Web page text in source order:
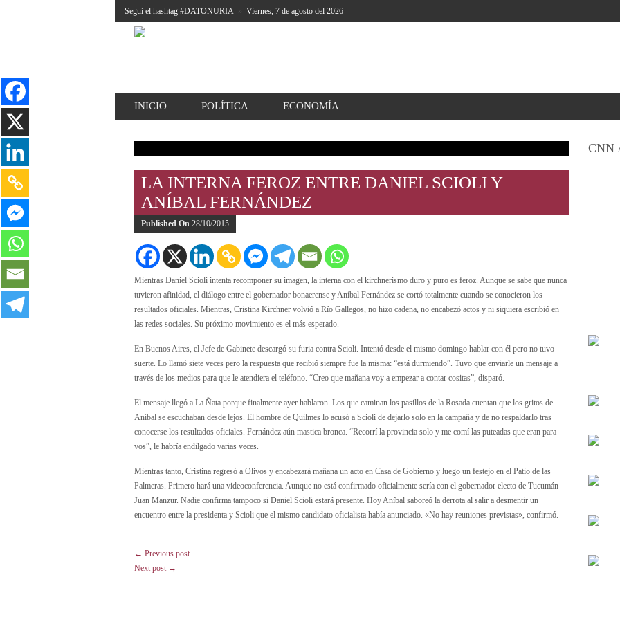
Seguí el hashtag #DATONURIA » Viernes, 7 de agosto del 2026
INICIO POLÍTICA ECONOMÍA
LA INTERNA FEROZ ENTRE DANIEL SCIOLI Y
ANÍBAL FERNÁNDEZ
Published On 28/10/2015
Mientras Daniel Scioli intenta recomponer su imagen, la interna con el kirchnerismo duro y puro es feroz. Aunque se sabe que nunca
tuvieron afinidad, el diálogo entre el gobernador bonaerense y Aníbal Fernández se cortó totalmente cuando se conocieron los
resultados oficiales. Mientras, Cristina Kirchner volvió a Río Gallegos, no hizo cadena, no encabezó actos y ni siquiera escribió en
las redes sociales. Su próximo movimiento es el más esperado.
En Buenos Aires, el Jefe de Gabinete descargó su furia contra Scioli. Intentó desde el mismo domingo hablar con él pero no tuvo
suerte. Lo llamó siete veces pero la respuesta que recibió siempre fue la misma: “está durmiendo”. Tuvo que enviarle un mensaje a
través de los medios para que le atendiera el teléfono. “Creo que mañana voy a empezar a contar cositas”, disparó.
El mensaje llegó a La Ñata porque finalmente ayer hablaron. Los que caminan los pasillos de la Rosada cuentan que los gritos de
Aníbal se escuchaban desde lejos. El hombre de Quilmes lo acusó a Scioli de dejarlo solo en la campaña y de no respaldarlo tras
conocerse los resultados oficiales. Fernández aún mastica bronca. “Recorrí la provincia solo y me comí las puteadas que eran para
vos”, le habría endilgado varias veces.
Mientras tanto, Cristina regresó a Olivos y encabezará mañana un acto en Casa de Gobierno y luego un festejo en el Patio de las
Palmeras. Primero hará una videoconferencia. Aunque no está confirmado oficialmente sería con el gobernador electo de Tucumán
Juan Manzur. Nadie confirma tampoco si Daniel Scioli estará presente. Hoy Aníbal saboreó la derrota al salir a desmentir un
encuentro entre la presidenta y Scioli que el mismo candidato oficialista había anunciado. «No hay reuniones previstas», confirmó.
← Previous post
Next post →
CNN